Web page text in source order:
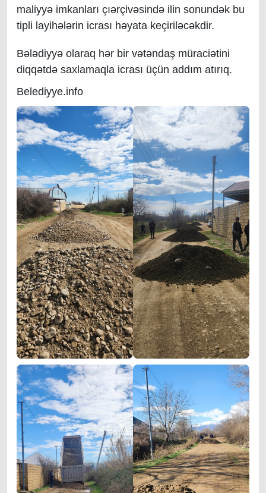
maliyyə imkanları çıərçivəsində ilin sonundək bu
tipli layihələrin icrası həyata keçiriləcəkdir.
Bələdiyyə olaraq hər bir vətəndaş müraciətini
diqqətdə saxlamaqla icrası üçün addım atırıq.
Belediyye.info